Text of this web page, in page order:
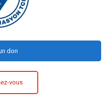
don
vous